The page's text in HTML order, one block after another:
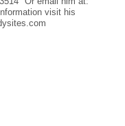
visit his